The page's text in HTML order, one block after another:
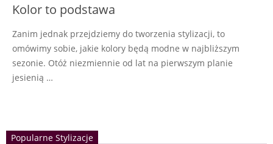
Kolor to podstawa
Zanim jednak przejdziemy do tworzenia stylizacji, to
omówimy sobie, jakie kolory będą modne w najbliższym
sezonie. Otóż niezmiennie od lat na pierwszym planie
jesienią …
Popularne Stylizacje